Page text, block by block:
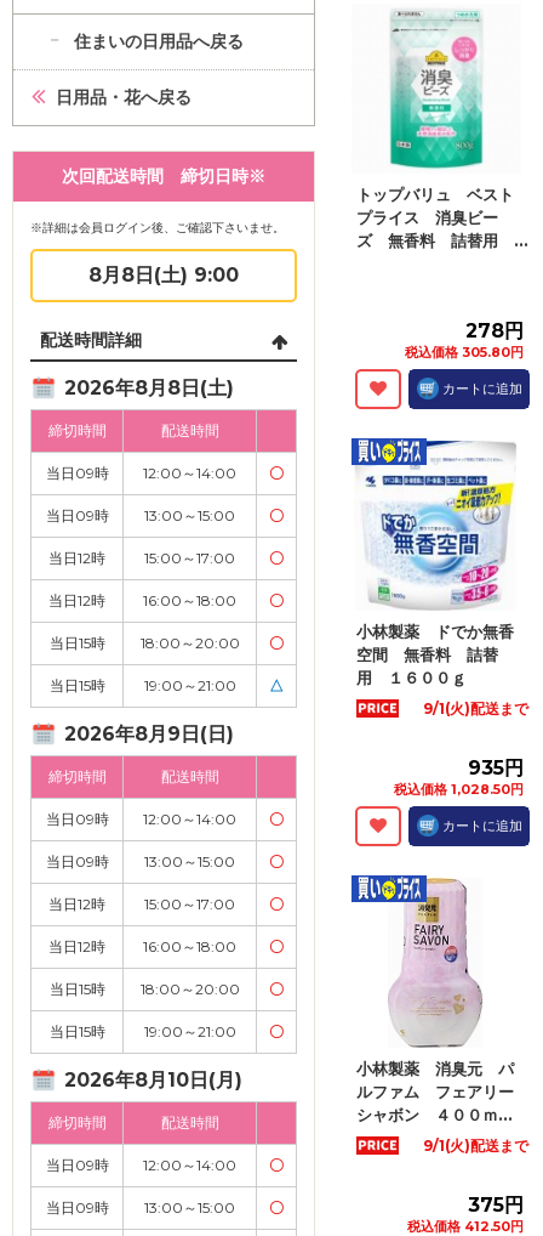
住まいの日用品へ戻る
日用品・花へ戻る
次回配送時間 締切日時※
※詳細は会員ログイン後、ご確認下さいませ。
8月8日(土) 9:00
配送時間詳細
2026年8月8日(土)
締切時間 配送時間
当日09時 12:00～14:00 〇
当日09時 13:00～15:00 〇
当日12時 15:00～17:00 〇
当日12時 16:00～18:00 〇
当日15時 18:00～20:00 〇
当日15時 19:00～21:00 △
2026年8月9日(日)
締切時間 配送時間
当日09時 12:00～14:00 〇
当日09時 13:00～15:00 〇
当日12時 15:00～17:00 〇
当日12時 16:00～18:00 〇
当日15時 18:00～20:00 〇
当日15時 19:00～21:00 〇
2026年8月10日(月)
締切時間 配送時間
当日09時 12:00～14:00 〇
当日09時 13:00～15:00 〇
トップバリュ ベスト
プライス 消臭ビー
ズ 無香料 詰替用 ...
278円
税込価格 305.80円
カートに追加
小林製薬 ドでか無香
空間 無香料 詰替
用 １６００ｇ
9/1(火)配送まで
935円
税込価格 1,028.50円
カートに追加
小林製薬 消臭元 パ
ルファム フェアリー
シャボン ４００ｍ...
9/1(火)配送まで
375円
税込価格 412.50円